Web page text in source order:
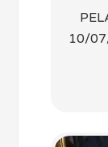
10/